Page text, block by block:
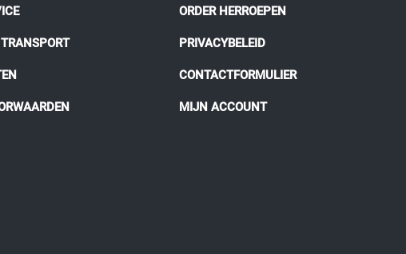
ORDER HERROEPEN
PRIVACYBELEID
CONTACTFORMULIER
MIJN ACCOUNT